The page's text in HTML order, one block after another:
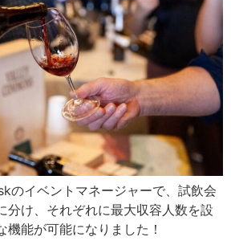
のイベントマネージャーで、試飲会
分け、それぞれに最大収容人数を設
機能が可能になりました！